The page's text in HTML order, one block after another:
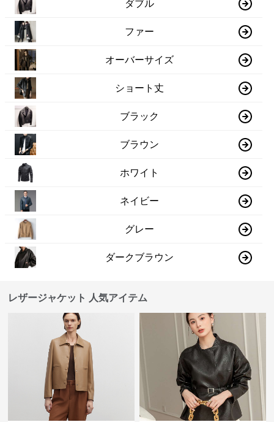
ダブル
ファー
オーバーサイズ
ショート丈
ブラック
ブラウン
ホワイト
ネイビー
グレー
ダークブラウン
レザージャケット 人気アイテム